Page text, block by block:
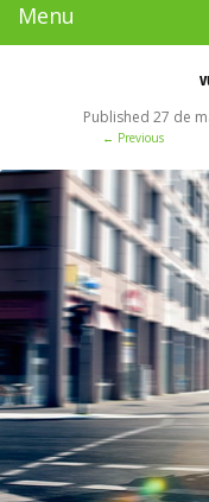
Menu
Published 27 de
← Previous